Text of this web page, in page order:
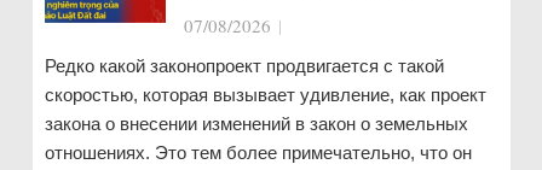
07/08/2026 |
Редко какой законопроект продвигается с такой
скоростью, которая вызывает удивление, как проект
закона о внесении изменений в закон о земельных
отношениях. Это тем более примечательно, что он